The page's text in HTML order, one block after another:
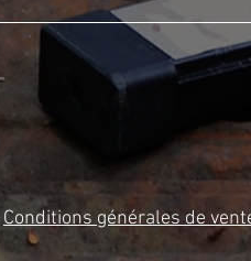
Conditions générales de